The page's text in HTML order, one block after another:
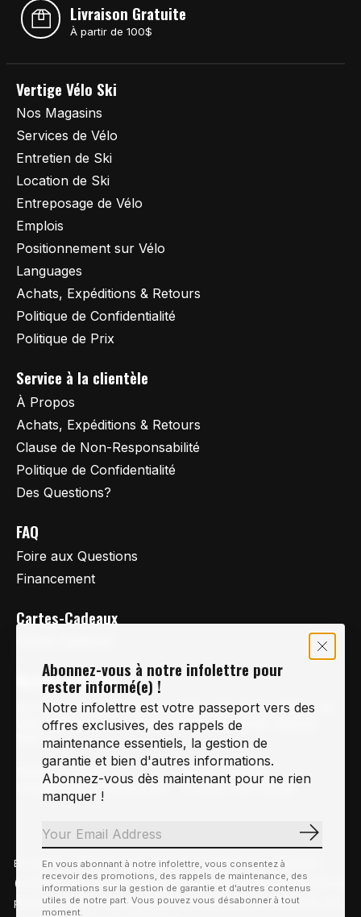
Livraison Gratuite
À partir de 100$
Vertige Vélo Ski
Nos Magasins
Services de Vélo
Entretien de Ski
Location de Ski
Entreposage de Vélo
Emplois
Positionnement sur Vélo
Languages
Achats, Expéditions & Retours
Politique de Confidentialité
Politique de Prix
Service à la clientèle
À Propos
Achats, Expéditions & Retours
Clause de Non-Responsabilité
Politique de Confidentialité
Des Questions?
FAQ
Foire aux Questions
Financement
Cartes-Cadeaux
Vertige Vélo Ski
La référence en vélo de route, vélo de montagne et
vélo hybride sur la Rive-Sud de Montréal, depuis
1997.
Notre courriel
Info@vertigeveloski.com
Nous Joindre
1 (450) 464-8808
© Copyright 2026 Vertige Vélo SkiFil RSS
Abonnez-vous à notre infolettre pour
rester informé(e) !
Notre infolettre est votre passeport vers des
offres exclusives, des rappels de
maintenance essentiels, la gestion de
garantie et bien d'autres informations.
Abonnez-vous dès maintenant pour ne rien
manquer !
En vous abonnant à notre infolettre, vous consentez à
recevoir des promotions, des rappels de maintenance, des
informations sur la gestion de garantie et d'autres contenus
utiles de notre part. Vous pouvez vous désabonner à tout
moment.
En visitant notre site, vous acceptez l'utilisation des témoins
(cookies). Ces derniers nous permettent de mieux comprendre la
provenance de notre clientèle et son utilisation de notre site, en